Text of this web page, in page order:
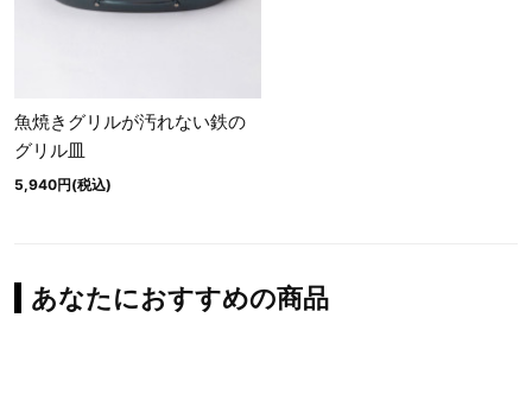
魚焼きグリルが汚れない鉄の
グリル皿
5,940円(税込)
あなたにおすすめの商品